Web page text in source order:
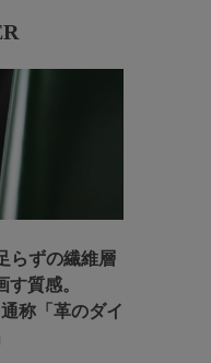
らずの繊維層
質感。
通称「革のダイ